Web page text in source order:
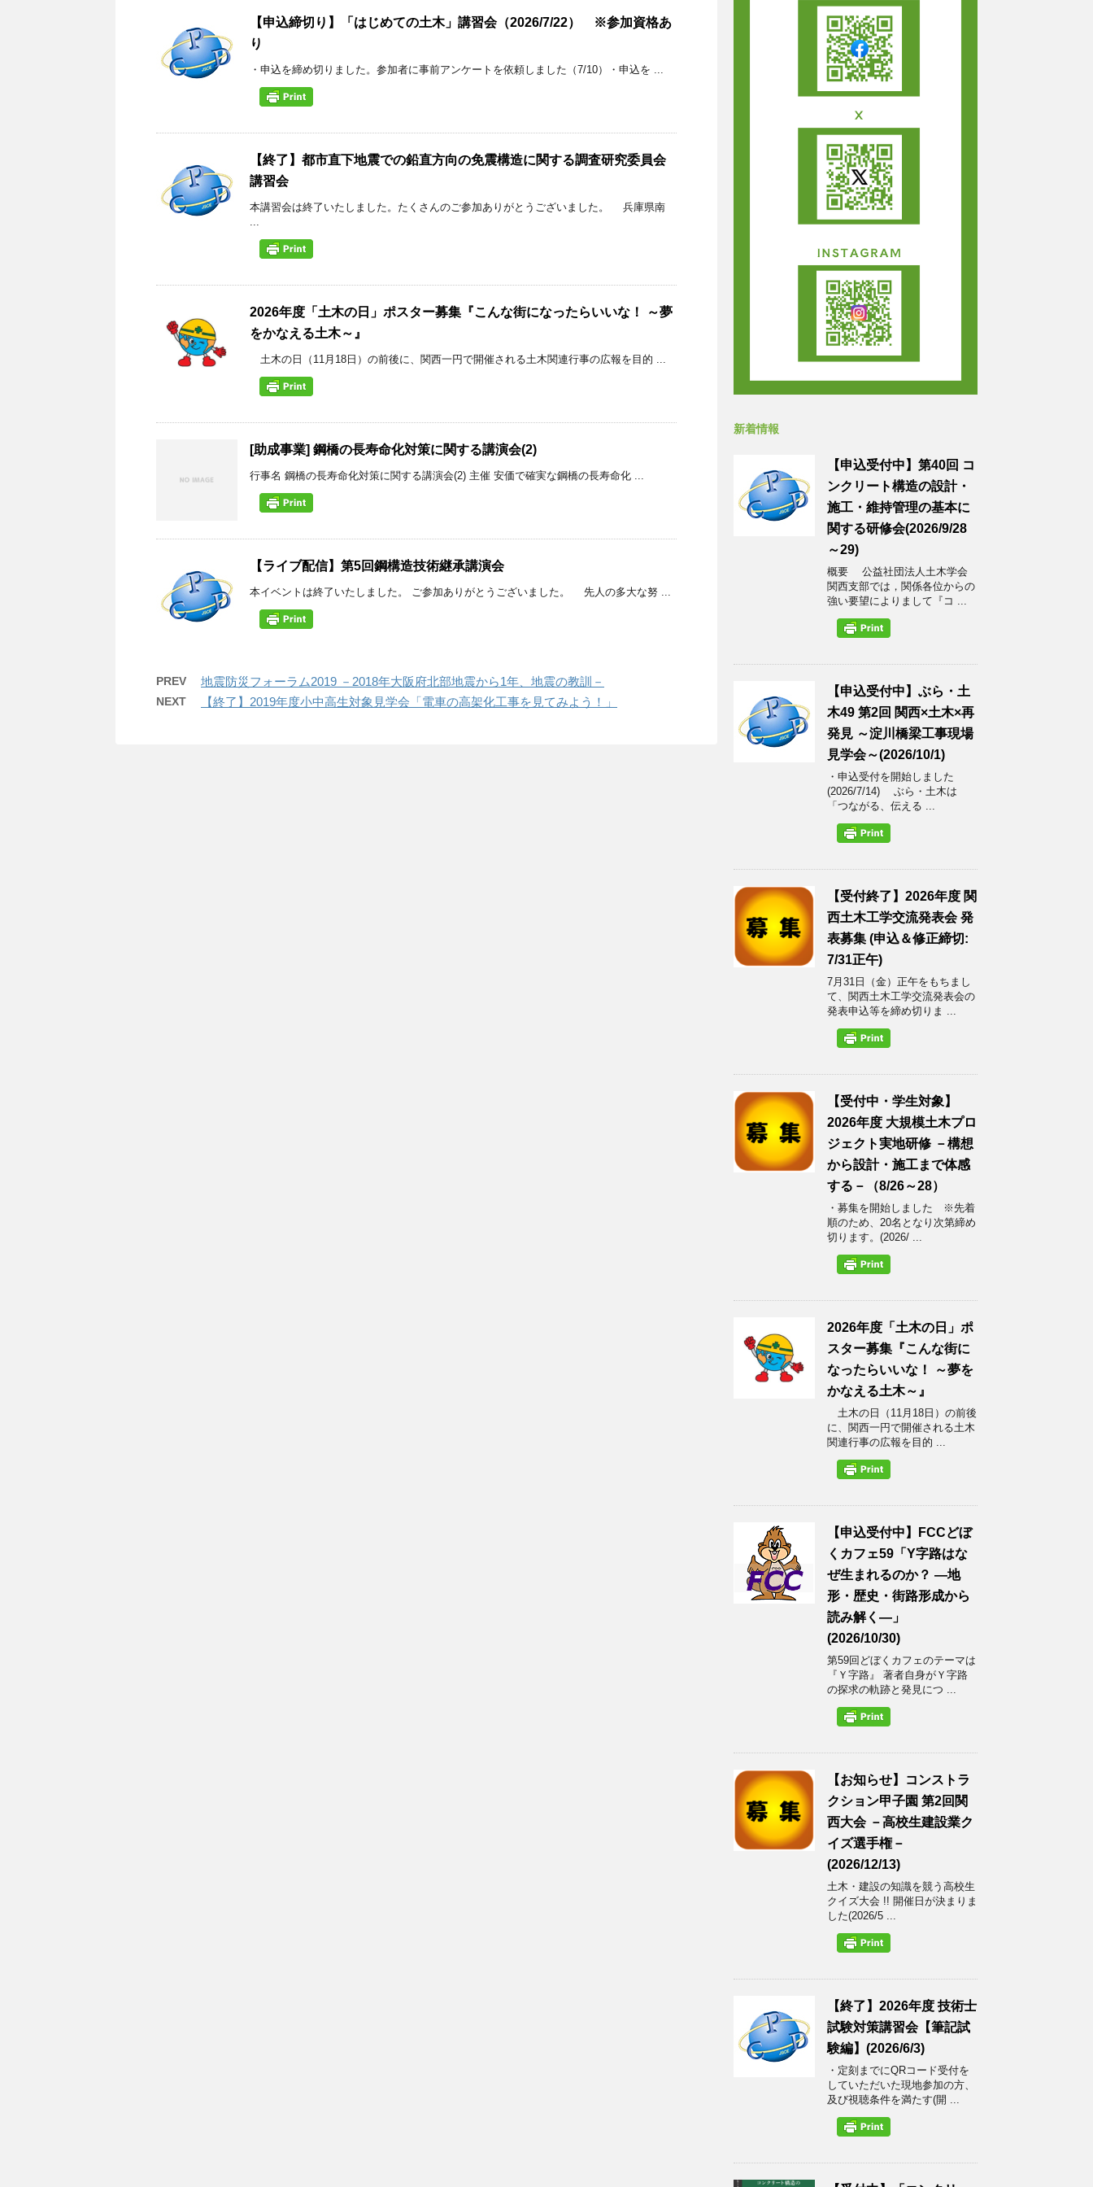
【申込締切り】「はじめての土木」講習会（2026/7/22） ※参加資格あ
り
・申込を締め切りました。参加者に事前アンケートを依頼しました（7/10）・申込を ...
【終了】都市直下地震での鉛直方向の免震構造に関する調査研究委員会
講習会
本講習会は終了いたしました。たくさんのご参加ありがとうございました。 兵庫県南
...
2026年度「土木の日」ポスター募集『こんな街になったらいいな！ ～夢
をかなえる土木～』
土木の日（11月18日）の前後に、関西一円で開催される土木関連行事の広報を目的 ...
[助成事業] 鋼橋の長寿命化対策に関する講演会(2)
行事名 鋼橋の長寿命化対策に関する講演会(2) 主催 安価で確実な鋼橋の長寿命化 ...
【ライブ配信】第5回鋼構造技術継承講演会
本イベントは終了いたしました。 ご参加ありがとうございました。 先人の多大な努 ...
PREV 地震防災フォーラム2019 －2018年大阪府北部地震から1年、地震の教訓－
NEXT 【終了】2019年度小中高生対象見学会「電車の高架化工事を見てみよう！」
新着情報
【申込受付中】第40回 コ
ンクリート構造の設計・
施工・維持管理の基本に
関する研修会(2026/9/28
～29)
概要 公益社団法人土木学会
関西支部では，関係各位からの
強い要望によりまして『コ ...
【申込受付中】ぶら・土
木49 第2回 関西×土木×再
発見 ～淀川橋梁工事現場
見学会～(2026/10/1)
・申込受付を開始しました
(2026/7/14) ぶら・土木は
「つながる、伝える ...
【受付終了】2026年度 関
西土木工学交流発表会 発
表募集 (申込＆修正締切:
7/31正午)
7月31日（金）正午をもちまし
て、関西土木工学交流発表会の
発表申込等を締め切りま ...
【受付中・学生対象】
2026年度 大規模土木プロ
ジェクト実地研修 －構想
から設計・施工まで体感
する－（8/26～28）
・募集を開始しました ※先着
順のため、20名となり次第締め
切ります。(2026/ ...
2026年度「土木の日」ポ
スター募集『こんな街に
なったらいいな！ ～夢を
かなえる土木～』
土木の日（11月18日）の前後
に、関西一円で開催される土木
関連行事の広報を目的 ...
【申込受付中】FCCどぼ
くカフェ59「Y字路はな
ぜ生まれるのか？ ―地
形・歴史・街路形成から
読み解く―」
(2026/10/30)
第59回どぼくカフェのテーマは
『Ｙ字路』 著者自身がＹ字路
の探求の軌跡と発見につ ...
【お知らせ】コンストラ
クション甲子園 第2回関
西大会 －高校生建設業ク
イズ選手権－
(2026/12/13)
土木・建設の知識を競う高校生
クイズ大会 !! 開催日が決まりま
した(2026/5 ...
【終了】2026年度 技術士
試験対策講習会【筆記試
験編】(2026/6/3)
・定刻までにQRコード受付を
していただいた現地参加の方、
及び視聴条件を満たす(開 ...